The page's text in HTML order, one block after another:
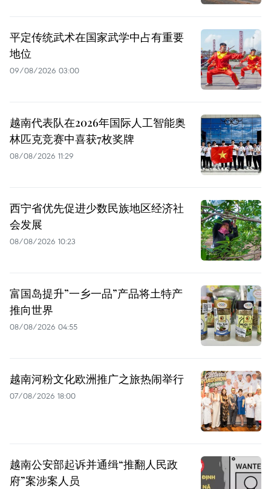
平定传统武术在国家武学中占有重要
地位
09/08/2026 03:00
越南代表队在2026年国际人工智能奥
林匹克竞赛中喜获7枚奖牌
08/08/2026 11:29
西宁省优先促进少数民族地区经济社
会发展
08/08/2026 10:23
富国岛提升”一乡一品”产品将土特产
推向世界
08/08/2026 04:55
越南河粉文化欧洲推广之旅热闹举行
07/08/2026 18:00
越南公安部起诉并通缉“推翻人民政
府”案涉案人员